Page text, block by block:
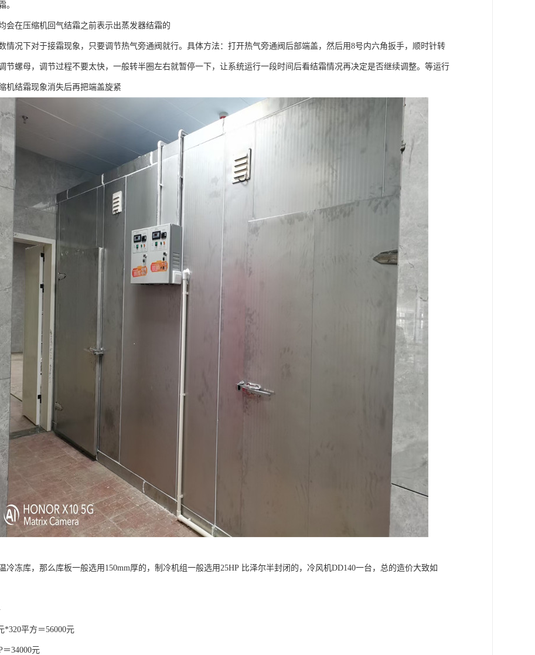
。
会在压缩机回气结霜之前表示出蒸发器结霜的
情况下对于接霜现象，只要调节热气旁通阀就行。具体方法：打开热气旁通阀后部端盖，然后用8号内六角扳手，顺时针转
节螺母，调节过程不要太快，一般转半圈左右就暂停一下，让系统运行一段时间后看结霜情况再决定是否继续调整。等运行
机结霜现象消失后再把端盖旋紧
冷冻库，那么库板一般选用150mm厚的，制冷机组一般选用25HP 比泽尔半封闭的，冷风机DD140一台，总的造价大致如
*320平方＝56000元
＝34000元